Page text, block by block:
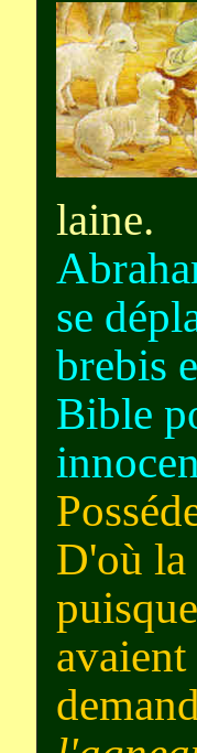
laine.
se
brebis
Bible
D'où la